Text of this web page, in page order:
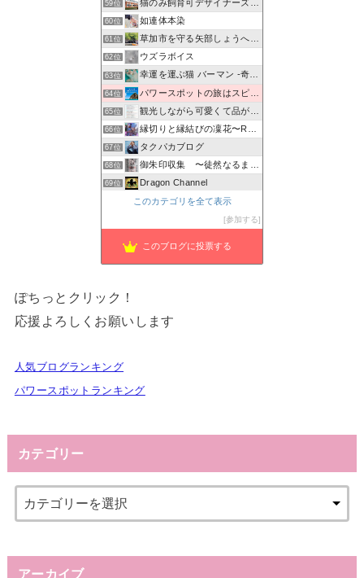
59位 猫のみ飼育可デザイナーズ物件 prima-fortuna
60位 如連体本染
61位 草加市を守る矢部しょうへいの会のブログ
62位 ウズラボイス
63位 幸運を運ぶ猫 バーマン -奇跡のキャッテリー物語-
64位 パワースポットの旅はスピリチュアル！
65位 観光しながら可愛くて品が良い、強い起業女子を創る、 富士山…
66位 縁切りと縁結びの凜花〜Reincarnation〜
67位 タクパカブログ
68位 御朱印収集 〜徒然なるままに〜
69位 Dragon Channel
ちょろの癒し部屋
香川で役立つ生活情報からイベント情報までタイムリーな官民情報
このカテゴリを全て表示
参加する
このブログに投票する
ぽちっとクリック！
応援よろしくお願いします
人気ブログランキング
パワースポットランキング
カテゴリー
アーカイブ